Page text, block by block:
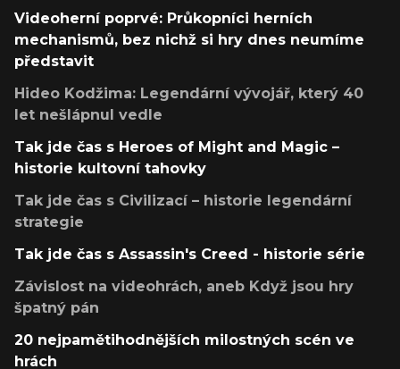
Videoherní poprvé: Průkopníci herních
mechanismů, bez nichž si hry dnes neumíme
představit
Hideo Kodžima: Legendární vývojář, který 40
let nešlápnul vedle
Tak jde čas s Heroes of Might and Magic –
historie kultovní tahovky
Tak jde čas s Civilizací – historie legendární
strategie
Tak jde čas s Assassin's Creed - historie série
Závislost na videohrách, aneb Když jsou hry
špatný pán
20 nejpamětihodnějších milostných scén ve
hrách